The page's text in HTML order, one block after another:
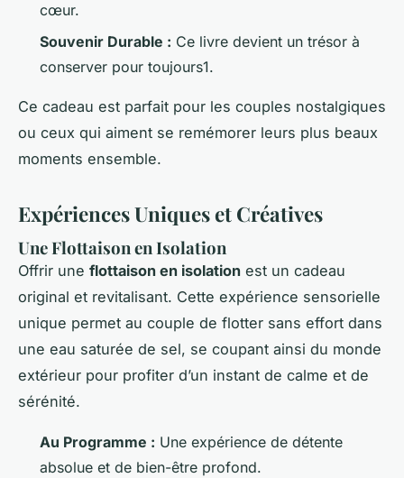
cœur.
Souvenir Durable : Ce livre devient un trésor à
conserver pour toujours1.
Ce cadeau est parfait pour les couples nostalgiques
ou ceux qui aiment se remémorer leurs plus beaux
moments ensemble.
Expériences Uniques et Créatives
Une Flottaison en Isolation
Offrir une flottaison en isolation est un cadeau
original et revitalisant. Cette expérience sensorielle
unique permet au couple de flotter sans effort dans
une eau saturée de sel, se coupant ainsi du monde
extérieur pour profiter d’un instant de calme et de
sérénité.
Au Programme : Une expérience de détente
absolue et de bien-être profond.